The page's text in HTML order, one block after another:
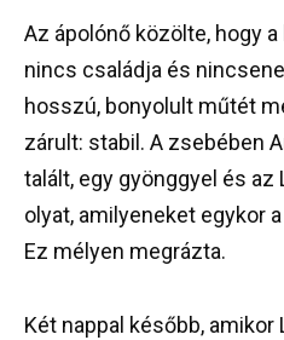
Az ápolónő közölte, hogy
nincs családja és
hosszú, bonyolult műtét
zárult: stabil. A zsebében
talált, egy gyönggyel és
olyat, amilyeneket egykor
Ez mélyen megrázta.
Két nappal később,